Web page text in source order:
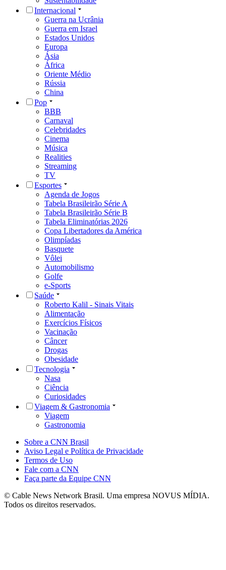
Internacional
Guerra na Ucrânia
Guerra em Israel
Estados Unidos
Europa
Ásia
África
Oriente Médio
Rússia
China
Pop
BBB
Carnaval
Celebridades
Cinema
Música
Realities
Streaming
TV
Esportes
Agenda de Jogos
Tabela Brasileirão Série A
Tabela Brasileirão Série B
Tabela Eliminatórias 2026
Copa Libertadores da América
Olimpíadas
Basquete
Vôlei
Automobilismo
Golfe
e-Sports
Saúde
Roberto Kalil - Sinais Vitais
Alimentação
Exercícios Físicos
Vacinação
Câncer
Drogas
Obesidade
Tecnologia
Nasa
Ciência
Curiosidades
Viagem & Gastronomia
Viagem
Gastronomia
Sobre a CNN Brasil
Aviso Legal e Política de Privacidade
Termos de Uso
Fale com a CNN
Faça parte da Equipe CNN
© Cable News Network Brasil. Uma empresa NOVUS MÍDIA.
Todos os direitos reservados.